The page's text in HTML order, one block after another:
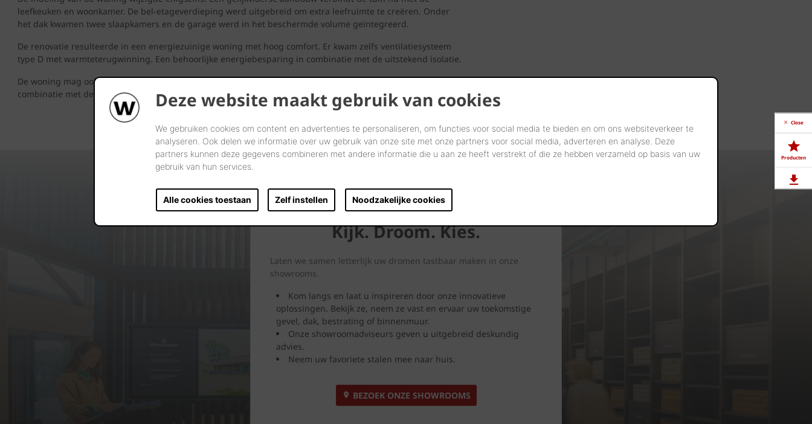
Deze website maakt gebruik van cookies
We gebruiken cookies om content en advertenties te personaliseren, om functies voor social media te bieden en om ons websiteverkeer te
analyseren. Ook delen we informatie over uw gebruik van onze site met onze partners voor social media, adverteren en analyse. Deze
partners kunnen deze gegevens combineren met andere informatie die u aan ze heeft verstrekt of die ze hebben verzameld op basis van uw
gebruik van hun services.
Alle cookies toestaan Zelf instellen Noodzakelijke cookies
leefkeuken en woonkamer. De bel-etageverdieping werd uitgebreid om extra leefruimte te creëren. Onder
het dak kwamen twee slaapkamers en de garage werd in het beschermde volume geïntegreerd.
De renovatie resulteerde in een energiezuinige woning met hoog comfort. Er kwam zelfs ventilatiesysteem
type D met warmteterugwinning. Een behoorlijke energiebesparing in combinatie met de uitstekend isolatie.
De woning mag ook gezien worden. De rode steenstrippen creëren een eigentijds en uniek concept, zeker in
combinatie met de tuin.
Kijk. Droom. Kies.
Laten we samen letterlijk uw dromen tastbaar maken in onze
showrooms.
Kom langs en laat u inspireren door onze innovatieve
oplossingen. Bekijk ze, neem ze vast en ervaar uw toekomstige
gevel, dak, bestrating of binnenmuur.
Onze showroomadviseurs geven u uitgebreid deskundig
advies.
Neem uw favoriete stalen mee naar huis.
BEZOEK ONZE SHOWROOMS
Close
Producten
Downloads